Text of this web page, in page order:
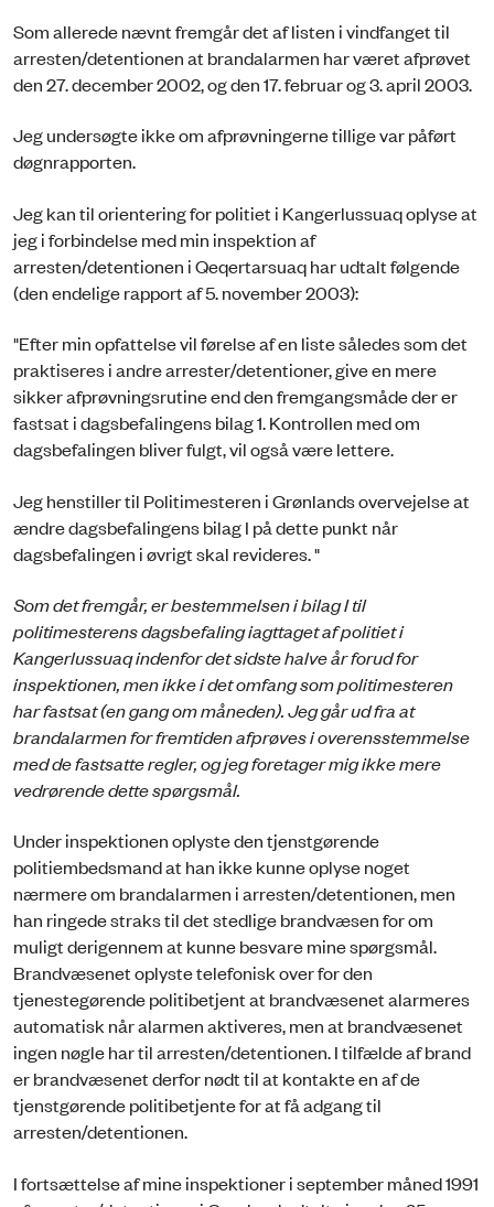
Som allerede nævnt fremgår det af listen i vindfanget til
arresten/detentionen at brandalarmen har været afprøvet
den 27. december 2002, og den 17. februar og 3. april 2003.
Jeg undersøgte ikke om afprøvningerne tillige var påført
døgnrapporten.
Jeg kan til orientering for politiet i Kangerlussuaq oplyse at
jeg i forbindelse med min inspektion af
arresten/detentionen i Qeqertarsuaq har udtalt følgende
(den endelige rapport af 5. november 2003):
"Efter min opfattelse vil førelse af en liste således som det
praktiseres i andre arrester/detentioner, give en mere
sikker afprøvningsrutine end den fremgangsmåde der er
fastsat i dagsbefalingens bilag 1. Kontrollen med om
dagsbefalingen bliver fulgt, vil også være lettere.
Jeg henstiller til Politimesteren i Grønlands overvejelse at
ændre dagsbefalingens bilag I på dette punkt når
dagsbefalingen i øvrigt skal revideres. "
Som det fremgår, er bestemmelsen i bilag I til
politimesterens dagsbefaling iagttaget af politiet i
Kangerlussuaq indenfor det sidste halve år forud for
inspektionen, men ikke i det omfang som politimesteren
har fastsat (en gang om måneden). Jeg går ud fra at
brandalarmen for fremtiden afprøves i overensstemmelse
med de fastsatte regler, og jeg foretager mig ikke mere
vedrørende dette spørgsmål.
Under inspektionen oplyste den tjenstgørende
politiembedsmand at han ikke kunne oplyse noget
nærmere om brandalarmen i arresten/detentionen, men
han ringede straks til det stedlige brandvæsen for om
muligt derigennem at kunne besvare mine spørgsmål.
Brandvæsenet oplyste telefonisk over for den
tjenestegørende politibetjent at brandvæsenet alarmeres
automatisk når alarmen aktiveres, men at brandvæsenet
ingen nøgle har til arresten/detentionen. I tilfælde af brand
er brandvæsenet derfor nødt til at kontakte en af de
tjenstgørende politibetjente for at få adgang til
arresten/detentionen.
I fortsættelse af mine inspektioner i september måned 1991